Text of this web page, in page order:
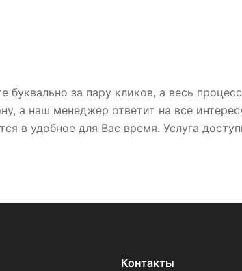
за пару кликов, а весь
а наш менеджер ответит на все
в удобное для Вас время. Услуга
Контакты